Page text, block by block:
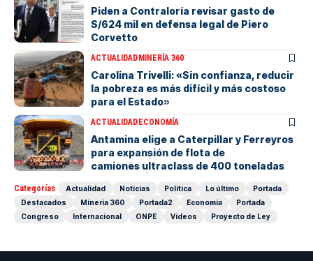
Piden a Contraloría revisar gasto de
S/624 mil en defensa legal de Piero
Corvetto
ACTUALIDADMINERÍA 360
Carolina Trivelli: «Sin confianza, reducir
la pobreza es más difícil y más costoso
para el Estado»
ACTUALIDADECONOMÍA
Antamina elige a Caterpillar y Ferreyros
para expansión de flota de
camiones ultraclass de 400 toneladas
Categorías Actualidad Noticias Política Lo último
Portada
Destacados
Minería 360 Portada2 Economía
Portada
Congreso
Internacional ONPE Videos Proyecto de Ley